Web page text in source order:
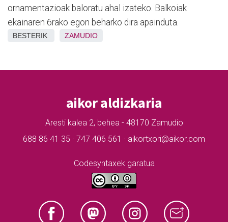
ornamentazioak baloratu ahal izateko. Balkoiak
ekainaren 6rako egon beharko dira apainduta.
BESTERIK ZAMUDIO
aikor aldizkaria
Aresti kalea 2, behea - 48170 Zamudio
688 86 41 35 · 747 406 561 · aikortxori@aikor.com
Codesyntaxek garatua